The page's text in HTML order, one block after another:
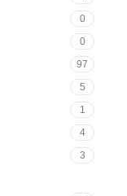
0
0
97
5
1
4
3